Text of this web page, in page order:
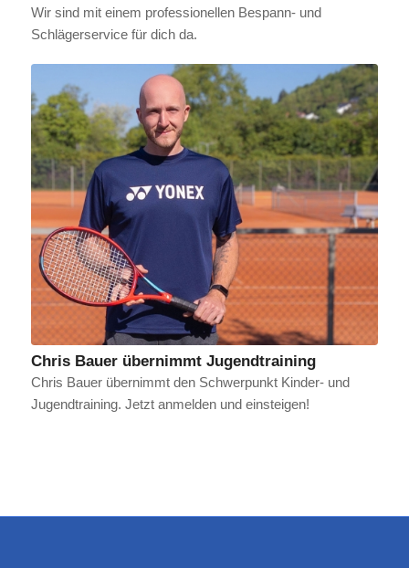
Wir sind mit einem professionellen Bespann- und
Schlägerservice für dich da.
Chris Bauer übernimmt Jugendtraining
Chris Bauer übernimmt den Schwerpunkt Kinder- und
Jugendtraining. Jetzt anmelden und einsteigen!